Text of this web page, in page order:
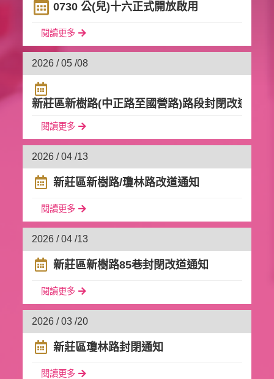
0730 公(兒)十六正式開放啟用
閱讀更多
2026 / 05 /08
新莊區新樹路(中正路至國營路)路段封閉改道通知
閱讀更多
2026 / 04 /13
新莊區新樹路/瓊林路改道通知
閱讀更多
2026 / 04 /13
新莊區新樹路85巷封閉改道通知
閱讀更多
2026 / 03 /20
新莊區瓊林路封閉通知
閱讀更多